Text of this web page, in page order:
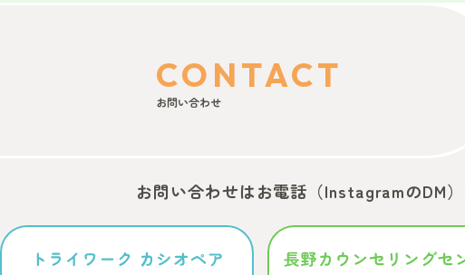
CONTACT
お問い合わせ
お問い合わせはお電話 （InstagramのDM）